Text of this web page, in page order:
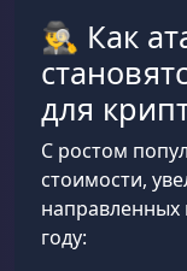
🕵️‍♂️ Как
для
С ростом
стоимости,
направленных
году: